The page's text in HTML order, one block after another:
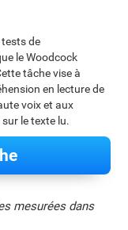
de
le Woodcock
tâche vise à
en lecture de
voix et aux
le texte lu.
mesurées dans